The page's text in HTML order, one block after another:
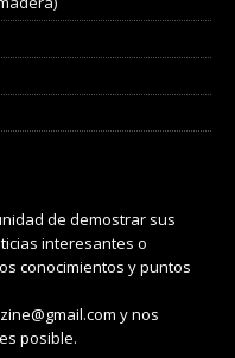
de demostrar sus
interesantes o
conocimientos y puntos
y nos
posible.